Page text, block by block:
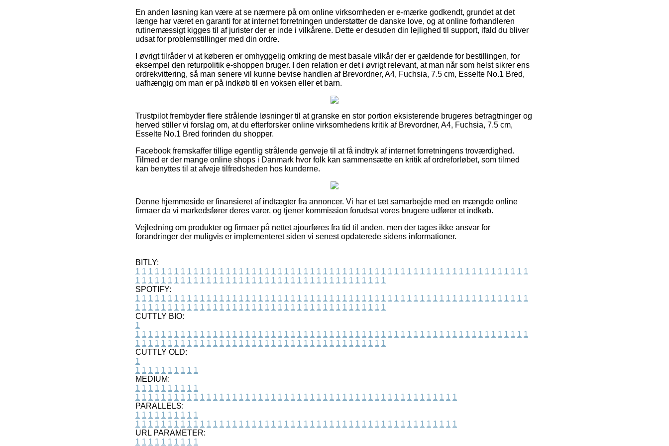
En anden løsning kan være at se nærmere på om online virksomheden er e-mærke godkendt, grundet at det
længe har været en garanti for at internet forretningen understøtter de danske love, og at online forhandleren
rutinemæssigt kigges til af jurister der er inde i vilkårene. Dette er desuden din lejlighed til support, ifald du bliver
udsat for problemstillinger med din ordre.
I øvrigt tilråder vi at køberen er omhyggelig omkring de mest basale vilkår der er gældende for bestillingen, for
eksempel den returpolitik e-shoppen bruger. I den relation er det i øvrigt relevant, at man når som helst sikrer ens
ordrekvittering, så man senere vil kunne bevise handlen af Brevordner, A4, Fuchsia, 7.5 cm, Esselte No.1 Bred,
uafhængig om man er på indkøb til en voksen eller et barn.
Trustpilot frembyder flere strålende løsninger til at granske en stor portion eksisterende brugeres betragtninger og
herved stiller vi forslag om, at du efterforsker online virksomhedens kritik af Brevordner, A4, Fuchsia, 7.5 cm,
Esselte No.1 Bred forinden du shopper.
Facebook fremskaffer tillige egentlig strålende genveje til at få indtryk af internet forretningens troværdighed.
Tilmed er der mange online shops i Danmark hvor folk kan sammensætte en kritik af ordreforløbet, som tilmed
kan benyttes til at afveje tilfredsheden hos kunderne.
Denne hjemmeside er finansieret af indtægter fra annoncer. Vi har et tæt samarbejde med en mængde online
firmaer da vi markedsfører deres varer, og tjener kommission forudsat vores brugere udfører et indkøb.
Vejledning om produkter og firmaer på nettet ajourføres fra tid til anden, men der tages ikke ansvar for
forandringer der muligvis er implementeret siden vi senest opdaterede sidens informationer.
BITLY:
1 1 1 1 1 1 1 1 1 1 1 1 1 1 1 1 1 1 1 1 1 1 1 1 1 1 1 1 1 1 1 1 1 1 1 1 1 1 1 1 1 1 1 1 1 1 1 1 1 1 1 1 1 1 1 1 1 1 1 1 1
1 1 1 1 1 1 1 1 1 1 1 1 1 1 1 1 1 1 1 1 1 1 1 1 1 1 1 1 1 1 1 1 1 1 1 1 1 1 1
SPOTIFY:
1 1 1 1 1 1 1 1 1 1 1 1 1 1 1 1 1 1 1 1 1 1 1 1 1 1 1 1 1 1 1 1 1 1 1 1 1 1 1 1 1 1 1 1 1 1 1 1 1 1 1 1 1 1 1 1 1 1 1 1 1
1 1 1 1 1 1 1 1 1 1 1 1 1 1 1 1 1 1 1 1 1 1 1 1 1 1 1 1 1 1 1 1 1 1 1 1 1 1 1
CUTTLY BIO:
1
1 1 1 1 1 1 1 1 1 1 1 1 1 1 1 1 1 1 1 1 1 1 1 1 1 1 1 1 1 1 1 1 1 1 1 1 1 1 1 1 1 1 1 1 1 1 1 1 1 1 1 1 1 1 1 1 1 1 1 1 1
1 1 1 1 1 1 1 1 1 1 1 1 1 1 1 1 1 1 1 1 1 1 1 1 1 1 1 1 1 1 1 1 1 1 1 1 1 1 1
CUTTLY OLD:
1
1 1 1 1 1 1 1 1 1 1
MEDIUM:
1 1 1 1 1 1 1 1 1 1
1 1 1 1 1 1 1 1 1 1 1 1 1 1 1 1 1 1 1 1 1 1 1 1 1 1 1 1 1 1 1 1 1 1 1 1 1 1 1 1 1 1 1 1 1 1 1 1 1 1
PARALLELS:
1 1 1 1 1 1 1 1 1 1
1 1 1 1 1 1 1 1 1 1 1 1 1 1 1 1 1 1 1 1 1 1 1 1 1 1 1 1 1 1 1 1 1 1 1 1 1 1 1 1 1 1 1 1 1 1 1 1 1 1
URL PARAMETER:
1 1 1 1 1 1 1 1 1 1